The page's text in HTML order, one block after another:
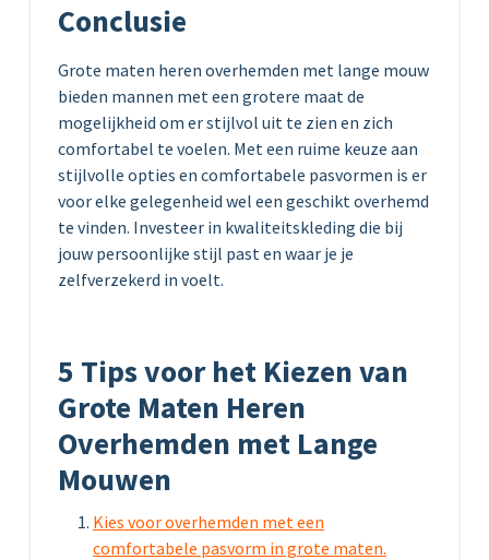
Conclusie
Grote maten heren overhemden met lange mouw
bieden mannen met een grotere maat de
mogelijkheid om er stijlvol uit te zien en zich
comfortabel te voelen. Met een ruime keuze aan
stijlvolle opties en comfortabele pasvormen is er
voor elke gelegenheid wel een geschikt overhemd
te vinden. Investeer in kwaliteitskleding die bij
jouw persoonlijke stijl past en waar je je
zelfverzekerd in voelt.
5 Tips voor het Kiezen van
Grote Maten Heren
Overhemden met Lange
Mouwen
Kies voor overhemden met een
comfortabele pasvorm in grote maten.